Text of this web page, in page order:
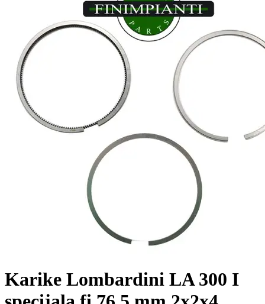
Karike Lombardini LA 300 I